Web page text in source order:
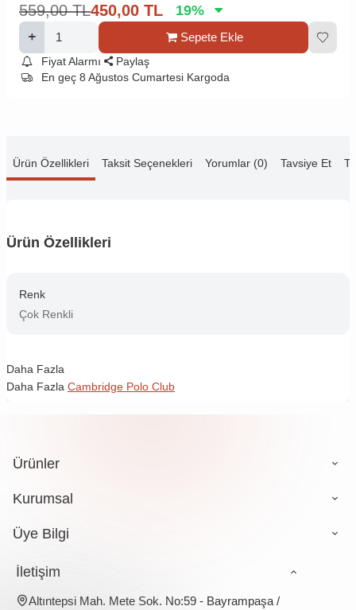
559,00 TL450,00 TL 19%
Sepete Ekle
Fiyat Alarmı
Paylaş
En geç 8 Ağustos Cumartesi Kargoda
Ürün Özellikleri Taksit Seçenekleri Yorumlar (0) Tavsiye Et
Ürün Özellikleri
Renk
Çok Renkli
Daha Fazla
Daha Fazla Cambridge Polo Club
Ürünler
Kurumsal
Üye Bilgi
İletişim
Altıntepsi Mah. Mete Sok. No:59 - Bayrampaşa /